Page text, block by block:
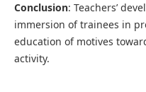
Conclusion: Teachers’
immersion of trainees in
education of motives
activity.